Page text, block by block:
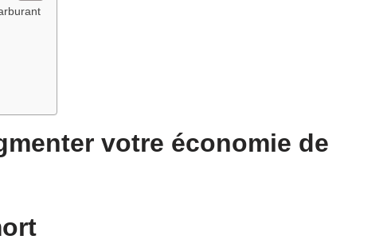
votre économie de